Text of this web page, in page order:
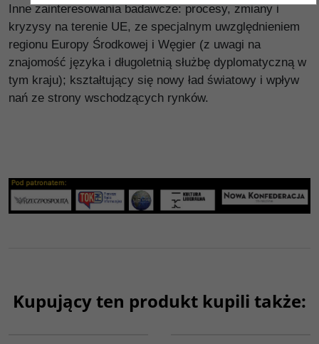
Inne zainteresowania badawcze: procesy, zmiany i
kryzysy na terenie UE, ze specjalnym uwzględnieniem
regionu Europy Środkowej i Węgier (z uwagi na
znajomość języka i długoletnią służbę dyplomatyczną w
tym kraju); kształtujący się nowy ład światowy i wpływ
nań ze strony wschodzących rynków.
Kupujący ten produkt kupili także: